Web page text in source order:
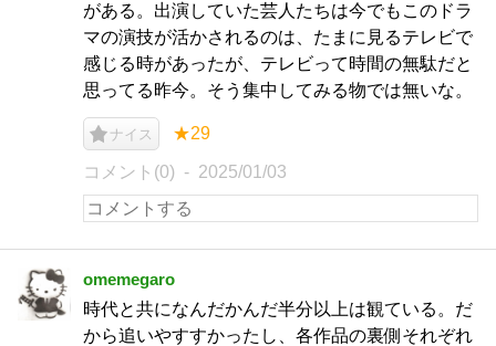
がある。出演していた芸人たちは今でもこのドラ
マの演技が活かされるのは、たまに見るテレビで
感じる時があったが、テレビって時間の無駄だと
思ってる昨今。そう集中してみる物では無いな。
ナイス ★29
コメント(0) 2025/01/03
omemegaro
時代と共になんだかんだ半分以上は観ている。だ
から追いやすすかったし、各作品の裏側それぞれ